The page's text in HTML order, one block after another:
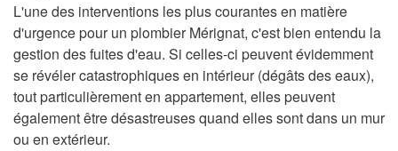
L'une des interventions les plus courantes en matière
d'urgence pour un plombier Mérignat, c'est bien entendu la
gestion des fuites d'eau. Si celles-ci peuvent évidemment
se révéler catastrophiques en intérieur (dégâts des eaux),
tout particulièrement en appartement, elles peuvent
également être désastreuses quand elles sont dans un mur
ou en extérieur.